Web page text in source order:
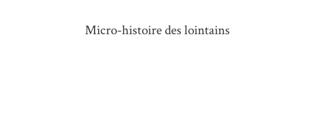
Micro-histoire des lointains